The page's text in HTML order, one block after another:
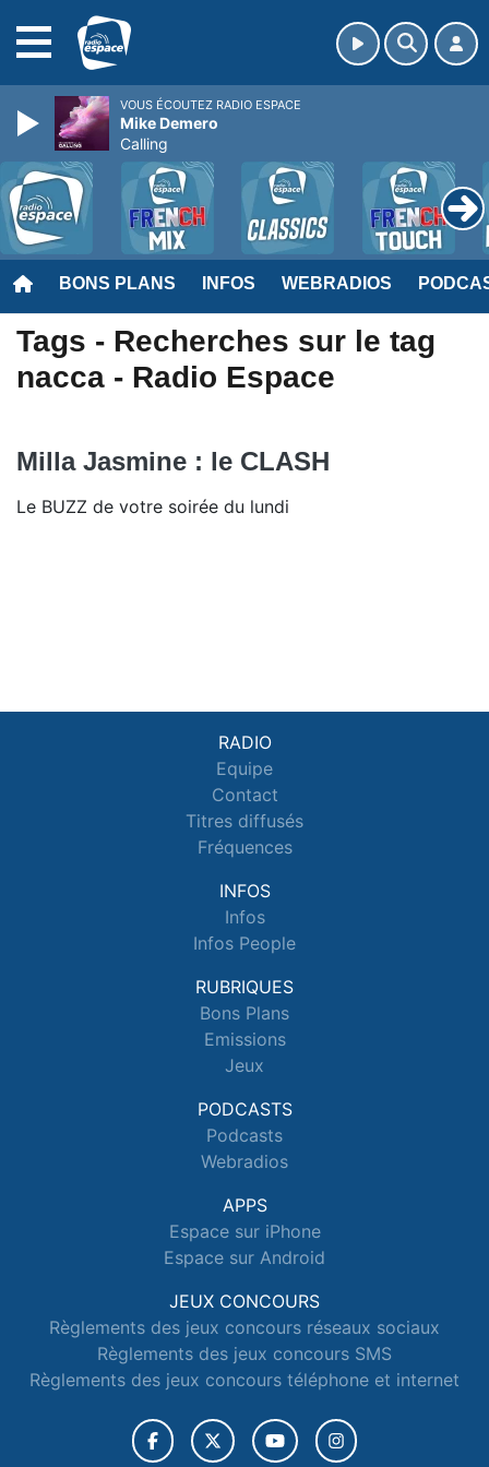
BONS PLANS INFOS WEBRADIOS
Tags - Recherches sur le tag
nacca - Radio Espace
Milla Jasmine : le CLASH
Le BUZZ de votre soirée du lundi
RADIO
Equipe
Contact
Titres diffusés
Fréquences
INFOS
Infos
Infos People
RUBRIQUES
Bons Plans
Emissions
Jeux
PODCASTS
Podcasts
Webradios
APPS
Espace sur iPhone
Espace sur Android
JEUX CONCOURS
Règlements des jeux concours réseaux sociaux
Règlements des jeux concours SMS
Règlements des jeux concours téléphone et internet
VOUS ÉCOUTEZ RADIO ESPACE
Mike Demero
Calling